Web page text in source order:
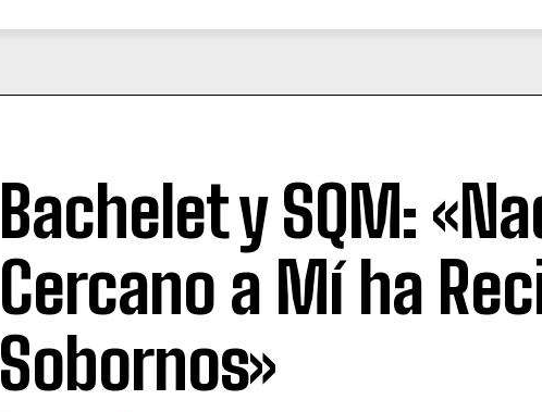
Bachelet y SQM:
Cercano a Mí ha
Sobornos»